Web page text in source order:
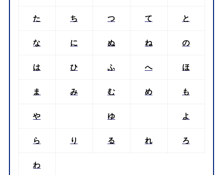
た ち つ て と
な に ぬ ね の
は ひ ふ へ ほ
ま み む め も
や ゆ よ
ら り る れ ろ
わ